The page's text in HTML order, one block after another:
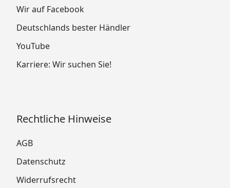
Wir auf Facebook
Deutschlands bester Händler
YouTube
Karriere: Wir suchen Sie!
Rechtliche Hinweise
AGB
Datenschutz
Widerrufsrecht